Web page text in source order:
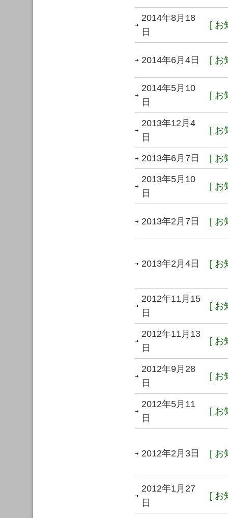
2014年8月18
日
[ お
2014年6月4日 [ お
2014年5月10
日
[ お
2013年12月4
日
[ お
2013年6月7日 [ お
2013年5月10
日
[ お
2013年2月7日 [ お
2013年2月4日 [ お
2012年11月15
日
[ お
2012年11月13
日
[ お
2012年9月28
日
[ お
2012年5月11
日
[ お
2012年2月3日 [ お
2012年1月27
日
[ お